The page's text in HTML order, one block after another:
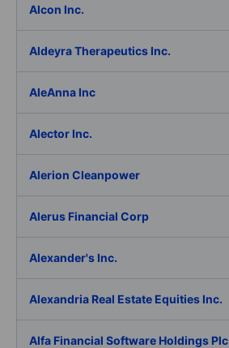
Alcon Inc.
Aldeyra Therapeutics Inc.
AleAnna Inc
Alector Inc.
Alerion Cleanpower
Alerus Financial Corp
Alexander's Inc.
Alexandria Real Estate Equities Inc.
Alfa Financial Software Holdings Plc